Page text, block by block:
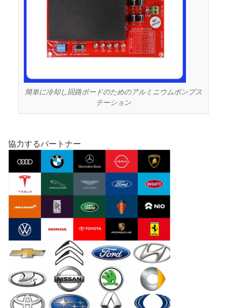
簡単に冷却し回路ボードのためのアルミニウムポンプス
テーション
協力するパートナー